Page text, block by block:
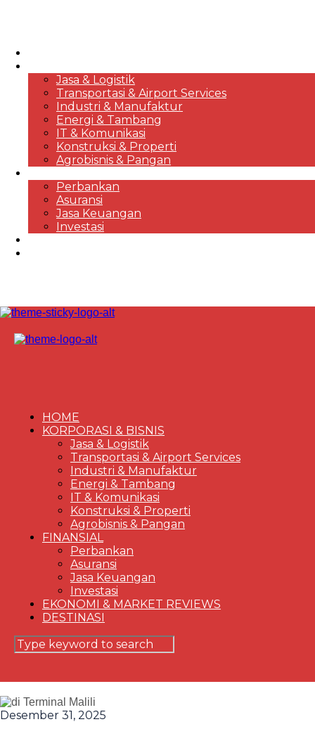
Jasa & Logistik
Transportasi & Airport Services
Industri & Manufaktur
Energi & Tambang
IT & Komunikasi
Konstruksi & Properti
Agrobisnis & Pangan
Perbankan
Asuransi
Jasa Keuangan
Investasi
HOME
KORPORASI & BISNIS
Jasa & Logistik
Transportasi & Airport Services
Industri & Manufaktur
Energi & Tambang
IT & Komunikasi
Konstruksi & Properti
Agrobisnis & Pangan
FINANSIAL
Perbankan
Asuransi
Jasa Keuangan
Investasi
EKONOMI & MARKET REVIEWS
DESTINASI
Desember 31, 2025